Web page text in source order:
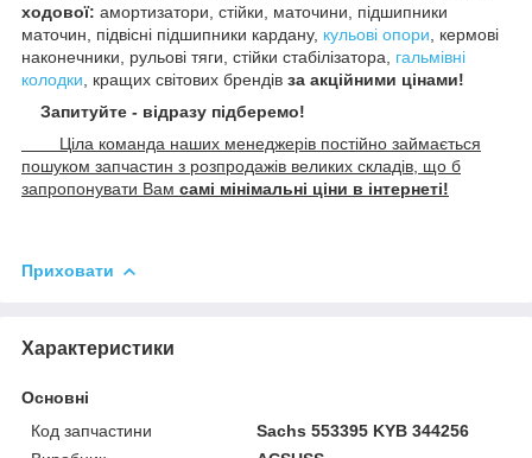
ходової: амортизатори, стійки, маточини, підшипники
маточин, підвісні підшипники кардану, кульові опори , кермові
наконечники, рульові тяги, стійки стабілізатора, гальмівні
колодки , кращих світових брендів за акційними цінами!
Запитуйте - відразу підберемо!
Ціла команда наших менеджерів постійно займається
пошуком запчастин з розпродажів великих складів, що б
запропонувати Вам самі мінімальні ціни в інтернеті!
Приховати
Характеристики
Основні
Код запчастини
Sachs 553395 KYB 344256